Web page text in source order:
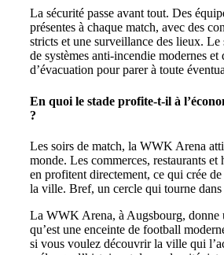
La sécurité passe avant tout. Des
présentes à chaque match, avec des
stricts et une surveillance des lieux. Le
de systèmes anti-incendie modernes et
d’évacuation pour parer à toute
En quoi le stade profite-t-il à
?
Les soirs de match, la WWK Arena
monde. Les commerces, restaurants et
en profitent directement, ce qui crée
la ville. Bref, un cercle qui tourne dans
La WWK Arena, à Augsbourg, donne
qu’est une enceinte de football
si vous voulez découvrir la ville qui